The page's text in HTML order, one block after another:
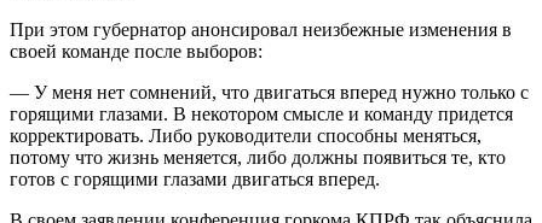
При этом губернатор анонсировал неизбежные изменения в
своей команде после выборов:
— У меня нет сомнений, что двигаться вперед нужно только с
горящими глазами. В некотором смысле и команду придется
корректировать. Либо руководители способны меняться,
потому что жизнь меняется, либо должны появиться те, кто
готов с горящими глазами двигаться вперед.